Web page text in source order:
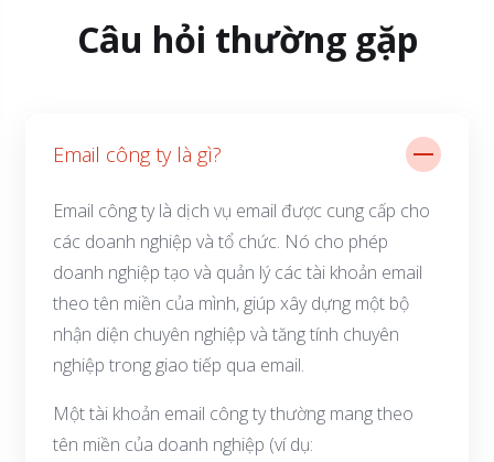
Câu hỏi thường gặp
Email công ty là gì?
Email công ty là dịch vụ email được cung cấp cho
các doanh nghiệp và tổ chức. Nó cho phép
doanh nghiệp tạo và quản lý các tài khoản email
theo tên miền của mình, giúp xây dựng một bộ
nhận diện chuyên nghiệp và tăng tính chuyên
nghiệp trong giao tiếp qua email.
Một tài khoản email công ty thường mang theo
tên miền của doanh nghiệp (ví dụ: